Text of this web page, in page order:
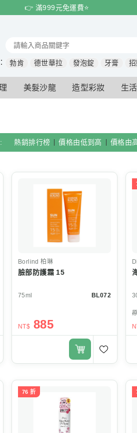
👉 滿999元免運費⭐️
勃肯 德世華拉 發泡錠 牙膏
美髮沙龍 造型彩妝 生
熱銷排行榜 價格由低到高 價格由
Borlind 柏琳
臉部防護霜 15
75ml BL072
NT$ 885
76 折